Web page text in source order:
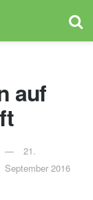
auf
21.
September 2016